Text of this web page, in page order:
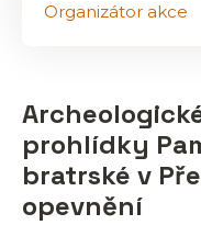
Organizátor akce
prohlídky
bratrské v
opevnění